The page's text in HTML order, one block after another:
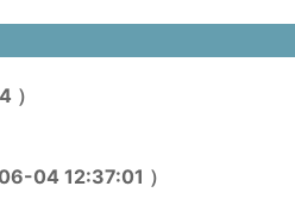
）
04 12:37:01 ）